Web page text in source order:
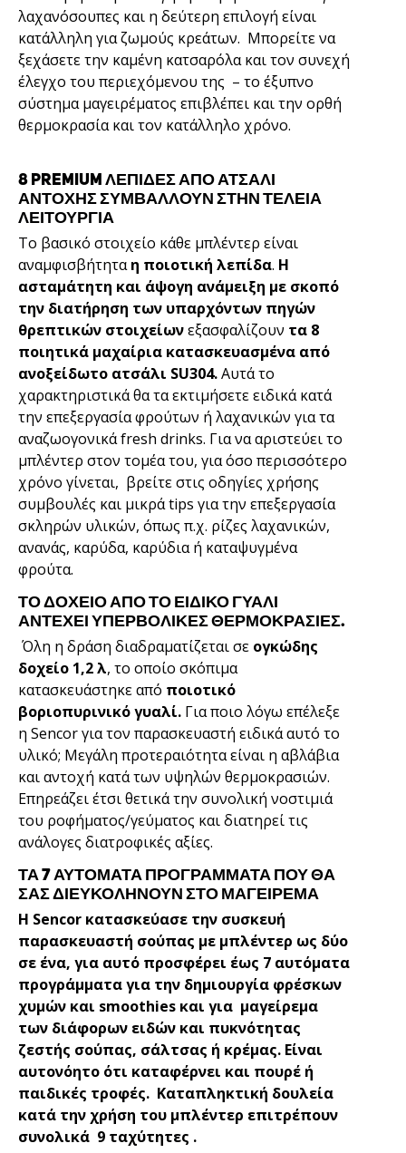
λαχανόσουπες και η δεύτερη επιλογή είναι
κατάλληλη για ζωμούς κρεάτων. Μπορείτε να
ξεχάσετε την καμένη κατσαρόλα και τον συνεχή
έλεγχο του περιεχόμενου της – το έξυπνο
σύστημα μαγειρέματος επιβλέπει και την ορθή
θερμοκρασία και τον κατάλληλο χρόνο.
8 PREMIUM ΛΕΠΙΔΕΣ ΑΠΌ ΑΤΣΑΛΙ
ΑΝΤΟΧΗΣ ΣΥΜΒΑΛΛΟΥΝ ΣΤΗΝ ΤΕΛΕΙΑ
ΛΕΙΤΟΥΡΓΙΑ
Το βασικό στοιχείο κάθε μπλέντερ είναι
αναμφισβήτηταη ποιοτική λεπίδα. Η
ασταμάτητη και άψογη ανάμειξη με σκοπό
την διατήρηση των υπαρχόντων πηγών
θρεπτικών στοιχείωνεξασφαλίζουν τα 8
ποιητικά μαχαίρια κατασκευασμένα από
ανοξείδωτο ατσάλι SU304.Αυτά το
χαρακτηριστικά θα τα εκτιμήσετε ειδικά κατά
την επεξεργασία φρούτων ή λαχανικών για τα
αναζωογονικά fresh drinks. Για να αριστεύει το
μπλέντερ στον τομέα του, για όσο περισσότερο
χρόνο γίνεται, βρείτε στις οδηγίες χρήσης
συμβουλές και μικρά tips για την επεξεργασία
σκληρών υλικών, όπως π.χ. ρίζες λαχανικών,
ανανάς, καρύδα, καρύδια ή καταψυγμένα
φρούτα.
ΤΟ ΔΟΧΕΙΟ ΑΠΌ ΤΟ ΕΙΔΙΚΟ ΓΥΑΛΙ
ΑΝΤΈΧΕΙ ΥΠΕΡΒΟΛΙΚΈΣ ΘΕΡΜΟΚΡΑΣΙΕΣ.
Όλη η δράση διαδραματίζεται σε ογκώδης
δοχείο 1,2 λ, το οποίο σκόπιμα
κατασκευάστηκε από ποιοτικό
βοριοπυρινικό γυαλί. Για ποιο λόγω επέλεξε
η Sencor για τον παρασκευαστή ειδικά αυτό το
υλικό; Μεγάλη προτεραιότητα είναι η αβλάβια
και αντοχή κατά των υψηλών θερμοκρασιών.
Επηρεάζει έτσι θετικά την συνολική νοστιμιά
του ροφήματος/γεύματος και διατηρεί τις
ανάλογες διατροφικές αξίες.
ΤΑ 7 ΑΥΤΌΜΑΤΑ ΠΡΟΓΡΑΜΜΑΤΑ ΠΟΥ ΘΑ
ΣΑΣ ΔΙΕΥΚΟΛΗΝΟΥΝ ΣΤΟ ΜΑΓΕΙΡΕΜΑ
Η Sencor κατασκεύασε την συσκευή
παρασκευαστή σούπας με μπλέντερ ως δύο
σε ένα, για αυτό προσφέρει έως 7 αυτόματα
προγράμματα για την δημιουργία φρέσκων
χυμών και smoothies και για μαγείρεμα
των διάφορων ειδών και πυκνότητας
ζεστής σούπας, σάλτσας ή κρέμας. Είναι
αυτονόητο ότι καταφέρνει και πουρέ ή
παιδικές τροφές. Καταπληκτική δουλεία
κατά την χρήση του μπλέντερ επιτρέπουν
συνολικά 9 ταχύτητες .